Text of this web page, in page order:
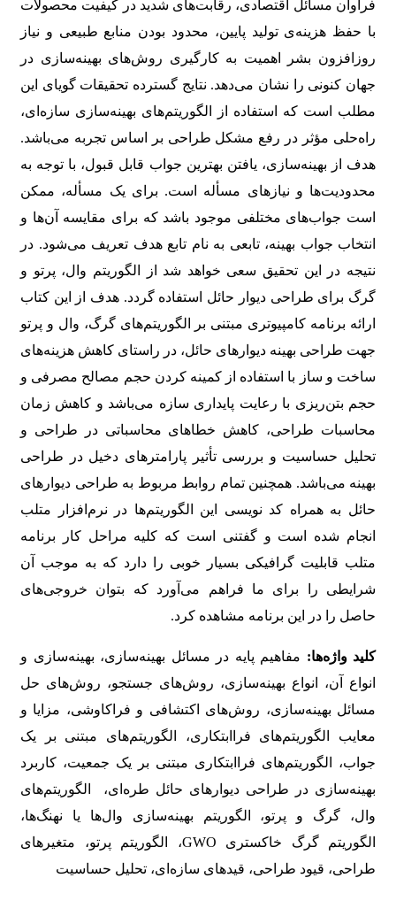
فراوان مسائل اقتصادی، رقابت‌های شدید در کیفیت محصولات
با حفظ هزینه‌ی تولید پایین، محدود بودن منابع طبیعی و نیاز
روزافزون بشر اهمیت به کارگیری روش‌های بهینه‌سازی در
جهان کنونی را نشان می‌دهد. نتایج گسترده تحقیقات گویای این
مطلب است که استفاده از الگوریتم‌های بهینه‌سازی سازه‌ای،
راه‌حلی مؤثر در رفع مشکل طراحی بر اساس تجربه می‌باشد.
هدف از بهینه‌سازی، یافتن بهترین جواب قابل قبول، با توجه به
محدودیت‌ها و نیازهای مسأله است. برای یک مسأله، ممکن
است جواب‌های مختلفی موجود باشد که برای مقایسه آن‌ها و
انتخاب جواب بهینه، تابعی به نام تابع هدف تعریف می‌شود. در
نتیجه در این تحقیق سعی خواهد شد از الگوریتم وال، پرتو و
گرگ برای طراحی دیوار حائل استفاده گردد. هدف از این کتاب
ارائه برنامه کامپیوتری مبتنی بر الگوریتم‌های گرگ، وال و پرتو
جهت طراحی بهینه دیوارهای حائل، در راستای کاهش هزینه‌های
ساخت و ساز با استفاده از کمینه کردن حجم مصالح مصرفی و
حجم بتن‌ریزی با رعایت پایداری سازه می‌باشد و کاهش زمان
محاسبات طراحی، کاهش خطاهای محاسباتی در طراحی و
تحلیل حساسیت و بررسی تأثیر پارامترهای دخیل در طراحی
بهینه می‌باشد. همچنین تمام روابط مربوط به طراحی دیوارهای
حائل به همراه کد نویسی این الگوریتم‌ها در نرم‌افزار متلب
انجام شده است و گفتنی است که کلیه مراحل کار برنامه
متلب قابلیت گرافیکی بسیار خوبی را دارد که به موجب آن
شرایطی را برای ما فراهم می‌آورد که بتوان خروجی‌های
حاصل را در این برنامه مشاهده کرد.
کلید واژه‌ها: مفاهیم پایه در مسائل بهینه‌سازی، بهینه‌سازی و
انواع آن، انواع بهینه‌سازی، روش‌های جستجو، روش‌های حل
مسائل بهینه‌سازی، روش‌های اکتشافی و فراکاوشی، مزایا و
معایب الگوریتم‌های فراابتکاری، الگوریتم‌های مبتنی بر یک
جواب، الگوریتم‌های فراابتکاری مبتنی بر یک جمعیت، کاربرد
بهینه‌سازی در طراحی دیوارهای حائل طره‌ای، الگوریتم‌های
وال، گرگ و پرتو، الگوریتم بهینه‌سازی وال‌ها یا نهنگ‌ها،
الگوریتم گرگ خاکستری GWO، الگوریتم پرتو، متغیرهای
طراحی، قیود طراحی، قیدهای سازه‌ای، تحلیل حساسیت